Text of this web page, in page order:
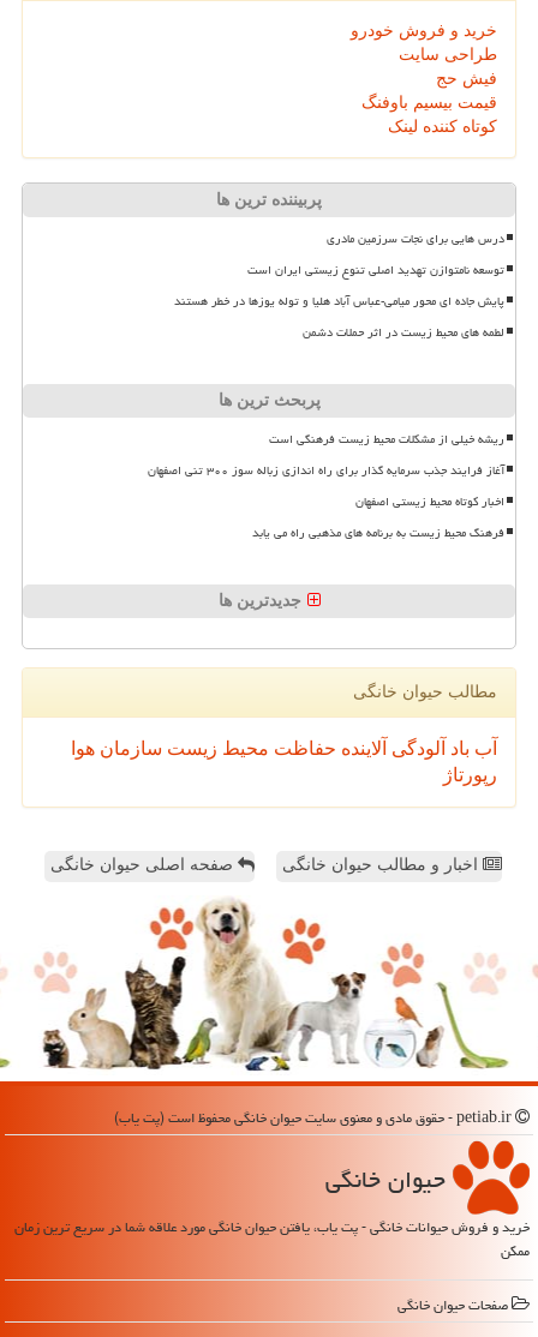
خرید و فروش خودرو
طراحی سایت
فیش حج
قیمت بیسیم باوفنگ
کوتاه کننده لینک
پربیننده ترین ها
درس هایی برای نجات سرزمین مادری
توسعه نامتوازن تهدید اصلی تنوع زیستی ایران است
پایش جاده ای محور میامی-عباس آباد هلیا و توله یوزها در خطر هستند
لطمه های محیط زیست در اثر حملات دشمن
پربحث ترین ها
ریشه خیلی از مشکلات محیط زیست فرهنگی است
آغاز فرایند جذب سرمایه گذار برای راه اندازی زباله سوز ۳۰۰ تنی اصفهان
اخبار کوتاه محیط زیستی اصفهان
فرهنگ محیط زیست به برنامه های مذهبی راه می یابد
جدیدترین ها
مطالب حیوان خانگی
آب باد آلودگی آلاینده حفاظت محیط زیست سازمان هوا
رپورتاژ
اخبار و مطالب حیوان خانگی صفحه اصلی حیوان خانگی
حیوان خانگی
خرید و فروش حیوانات خانگی - پت یاب، یافتن حیوان خانگی مورد علاقه شما در سریع ترین زمان
ممکن
صفحات حیوان خانگی